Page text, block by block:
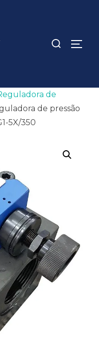
Pesquisar
de
de pressão
5X/350